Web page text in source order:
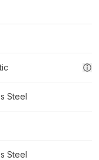
Steel
Steel